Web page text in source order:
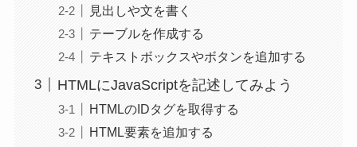
見出しや文を書く
テーブルを作成する
テキストボックスやボタンを追加する
HTMLにJavaScriptを記述してみよう
HTMLのIDタグを取得する
HTML要素を追加する